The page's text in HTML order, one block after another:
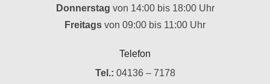
Donnerstag von 14:00 bis 18:00 Uhr
Freitags von 09:00 bis 11:00 Uhr
Telefon
Tel.: 04136 – 7178